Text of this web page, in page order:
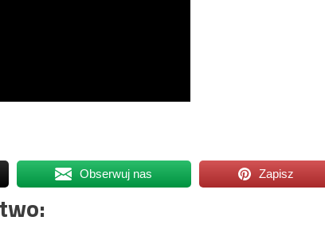
Obserwuj nas Zapisz